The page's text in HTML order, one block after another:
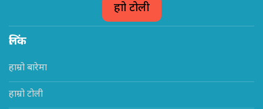
हाम्रो टोली
लिंक
हाम्रो बारेमा
हाम्रो टोली